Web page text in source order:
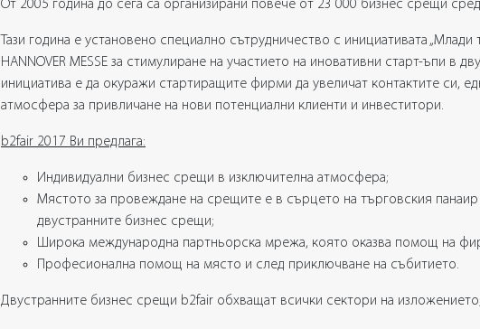
От 2005 година до сега са организирани повече от 23 000 бизнес срещи
Тази година е установено специално сътрудничество с инициативата
HANNOVER MESSE за стимулиране на участието на иновативни старт-ъпи в
инициатива е да окуражи стартиращите фирми да увеличат контактите си,
атмосфера за привличане на нови потенциални клиенти и инвеститори.
b2fair 2017 Ви предлага:
Индивидуални бизнес срещи в изключителна атмосфера;
Мястото за провеждане на срещите е в сърцето на търговския панаир
двустранните бизнес срещи;
Широка международна партньорска мрежа, която оказва помощ на
Професионална помощ на място и след приключване на събитието.
Двустранните бизнес срещи b2fair обхващат всички сектори на изложението